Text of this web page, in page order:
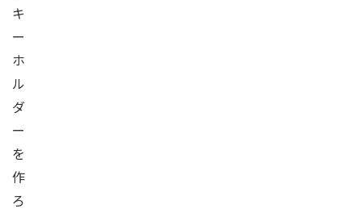
キ
ー
ホ
ル
ダ
ー
を
作
ろ